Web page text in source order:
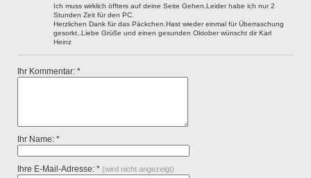
Ich muss wirklich öffters auf deine Seite Gehen.Leider habe ich nur 2
Stunden Zeit für den PC.
Herzlichen Dank für das Päckchen.Hast wieder einmal für Überraschung
gesorkt..Liebe Grüße und einen gesunden Oktober wünscht dir Karl
Heinz
Ihr Kommentar: *
Ihr Name: *
Ihre E-Mail-Adresse: * (wird nicht angezeigt)